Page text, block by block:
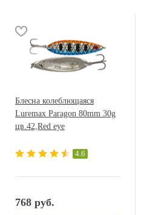
Блесна колеблющаяся
Luremax Paragon 80mm 30g
цв.42,Red eye
4.6
768 руб.